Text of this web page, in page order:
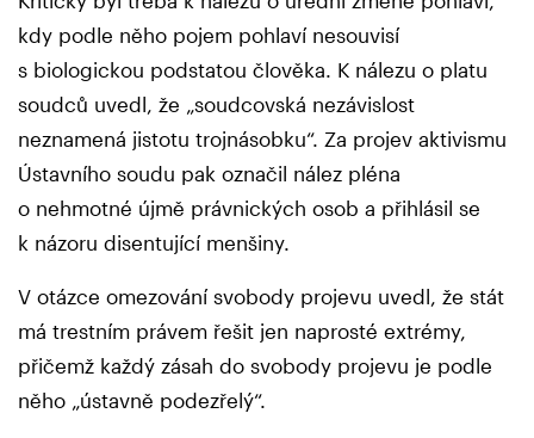
kdy podle něho pojem pohlaví nesouvisí
s biologickou podstatou člověka. K nálezu o platu
soudců uvedl, že „soudcovská nezávislost
neznamená jistotu trojnásobku“. Za projev aktivismu
Ústavního soudu pak označil nález pléna
o nehmotné újmě právnických osob a přihlásil se
k názoru disentující menšiny.
V otázce omezování svobody projevu uvedl, že stát
má trestním právem řešit jen naprosté extrémy,
přičemž každý zásah do svobody projevu je podle
něho „ústavně podezřelý“.